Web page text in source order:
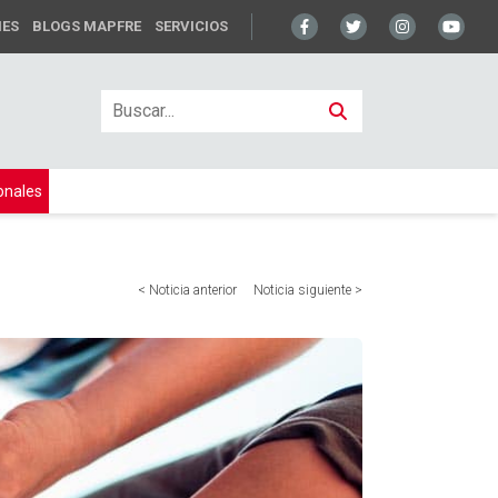
BLOGS MAPFRE SERVICIOS
< Noticia anterior Noticia siguiente >